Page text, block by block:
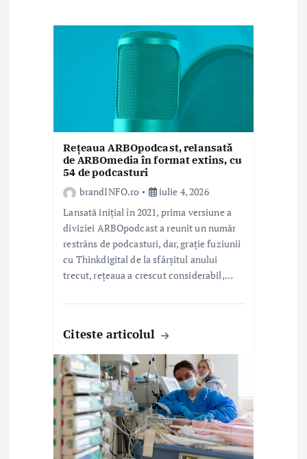
Rețeaua ARBOpodcast, relansată
de ARBOmedia în format extins, cu
54 de podcasturi
brandINFO.ro
iulie 4, 2026
Lansată inițial în 2021, prima versiune a
diviziei ARBOpodcast a reunit un număr
restrâns de podcasturi, dar, grație fuziunii
cu Thinkdigital de la sfârșitul anului
trecut, rețeaua a crescut considerabil,…
Citeste articolul